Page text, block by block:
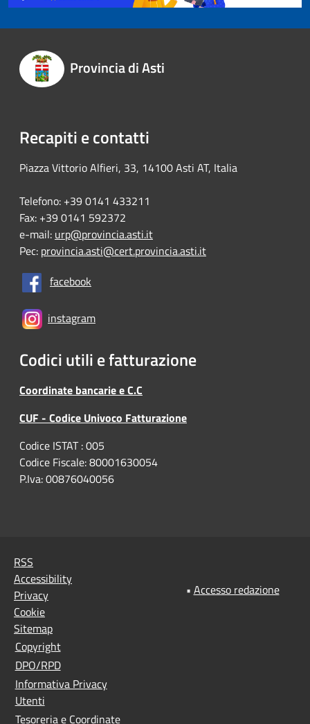
Provincia di Asti
Recapiti e contatti
Piazza Vittorio Alfieri, 33, 14100 Asti AT, Italia
Telefono: +39 0141 433211
Fax: +39 0141 592372
e-mail: urp@provincia.asti.it
Pec: provincia.asti@cert.provincia.asti.it
facebook
instagram
Codici utili e fatturazione
Coordinate bancarie e C.C
CUF - Codice Univoco Fatturazione
Codice ISTAT : 005
Codice Fiscale: 80001630054
P.Iva: 00876040056
RSS
Accessibility
Privacy
Cookie
Sitemap
Copyright
DPO/RPD
Informativa Privacy
Utenti
Tesoreria e Coordinate
• Accesso redazione